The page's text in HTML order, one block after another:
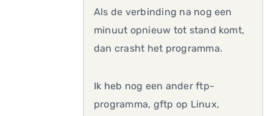
Als de verbinding na nog een
minuut opnieuw tot stand komt,
dan crasht het programma.
Ik heb nog een ander ftp-
programma, gftp op Linux,